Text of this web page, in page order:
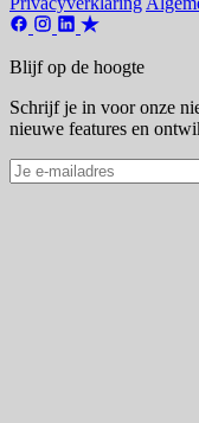
Blijf op de hoogte
Schrijf je in voor onze
nieuwe features en